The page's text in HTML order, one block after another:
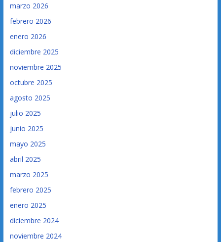
marzo 2026
febrero 2026
enero 2026
diciembre 2025
noviembre 2025
octubre 2025
agosto 2025
julio 2025
junio 2025
mayo 2025
abril 2025
marzo 2025
febrero 2025
enero 2025
diciembre 2024
noviembre 2024